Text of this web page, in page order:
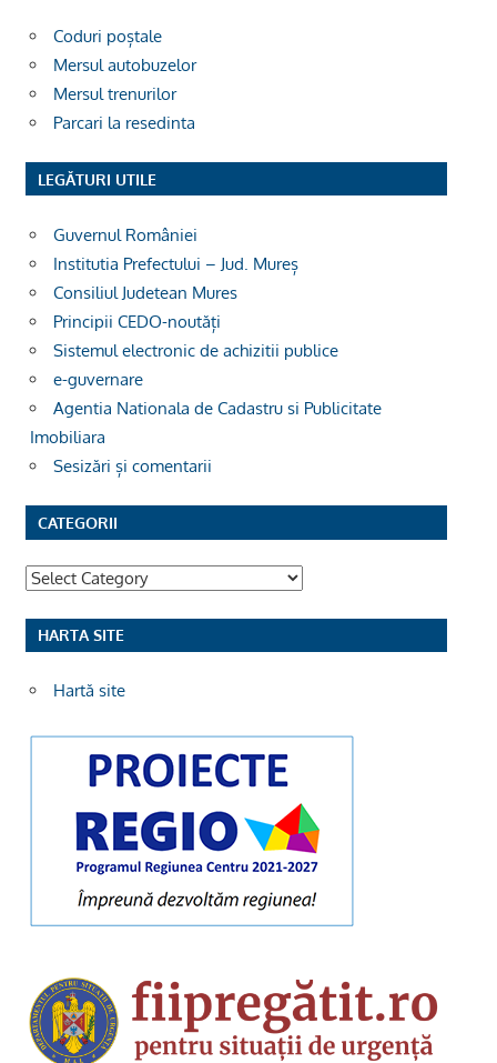
Coduri poștale
Mersul autobuzelor
Mersul trenurilor
Parcari la resedinta
LEGĂTURI UTILE
Guvernul României
Institutia Prefectului – Jud. Mureș
Consiliul Judetean Mures
Principii CEDO-noutăți
Sistemul electronic de achizitii publice
e-guvernare
Agentia Nationala de Cadastru si Publicitate
Imobiliara
Sesizări și comentarii
CATEGORII
Categorii
HARTA SITE
Hartă site